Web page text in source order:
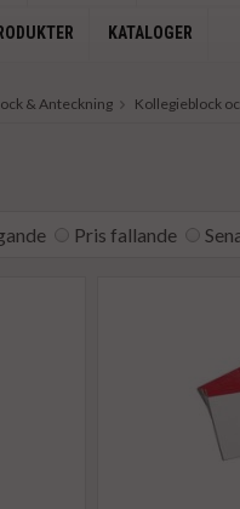
KATALOGER
& Anteckning Kollegieblock
Pris fallande